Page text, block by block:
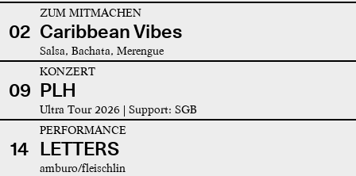
02
ZUM MITMACHEN
Caribbean Vibes
Salsa, Bachata, Merengue
09
KONZERT
PLH
Ultra Tour 2026 | Support: SGB
14
PERFORMANCE
LETTERS
amburo/fleischlin